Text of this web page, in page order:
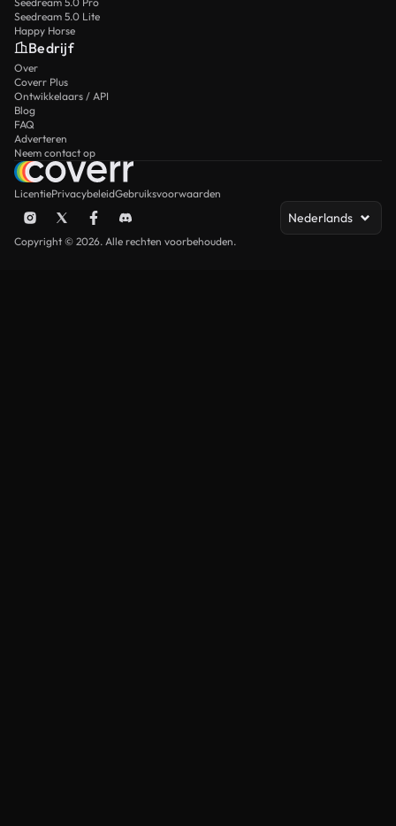
Seedream 5.0 Lite
Happy Horse
Bedrijf
Over
Coverr Plus
Ontwikkelaars / API
Blog
FAQ
Adverteren
Neem contact op
LicentiePrivacybeleidGebruiksvoorwaarden
Nederlands
Copyright © 2026. Alle rechten voorbehouden.